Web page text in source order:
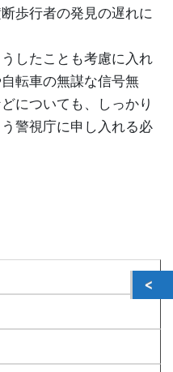
歩行者の発見の遅れに
したことも考慮に入れ
転車の無謀な信号無
についても、しっかり
警視庁に申し入れる必